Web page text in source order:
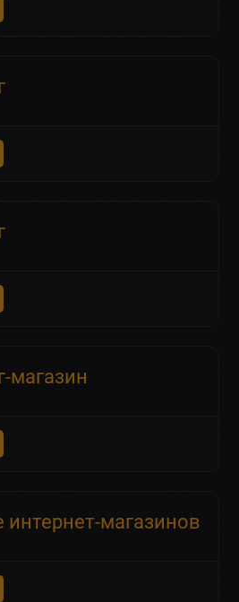
магазин
магазинов